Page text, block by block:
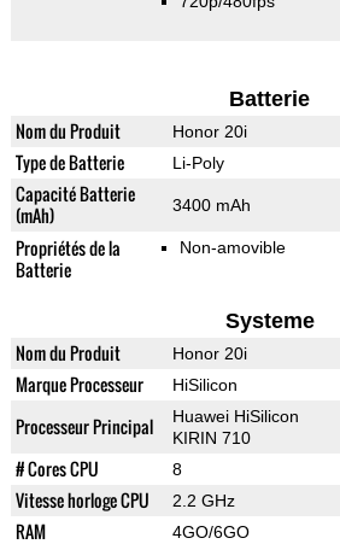
Batterie
Nom du Produit Honor 20i
Type de Batterie Li-Poly
Capacité Batterie
(mAh)
3400 mAh
Propriétés de la
Batterie
Non-amovible
Systeme
Nom du Produit Honor 20i
Marque Processeur HiSilicon
Processeur Principal
Huawei HiSilicon
KIRIN 710
# Cores CPU 8
Vitesse horloge CPU 2.2 GHz
RAM 4GO/6GO